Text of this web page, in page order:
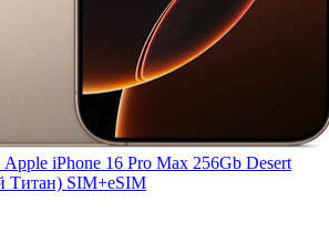
iPhone 16 Pro Max 256Gb Desert
Титан) SIM+eSIM